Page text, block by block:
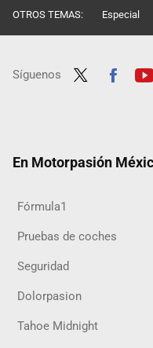
OTROS TEMAS: Especial
Síguenos
En Motorpasión
Fórmula1
Pruebas de coches
Seguridad
Dolorpasion
Tahoe Midnight